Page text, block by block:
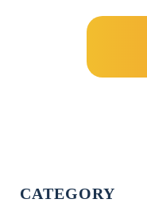
CATEGORY